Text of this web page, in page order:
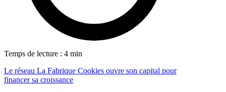
Temps de lecture : 4 min
Le réseau La Fabrique Cookies ouvre son capital pour
financer sa croissance